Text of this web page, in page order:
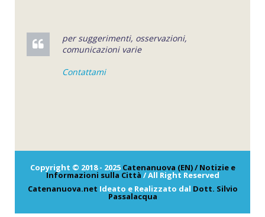
per suggerimenti, osservazioni,
comunicazioni varie
Contattami
Copyright © 2018 - 2025 Catenanuova (EN) / Notizie e
Informazioni sulla Città / All Right Reserved
Catenanuova.net Ideato e Realizzato dal Dott. Silvio
Passalacqua